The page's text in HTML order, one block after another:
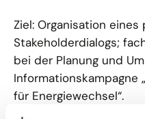
Ziel: Organisation
Stakeholderdialogs;
bei der Planung und
Informationskampagne
für Energiewechsel“.